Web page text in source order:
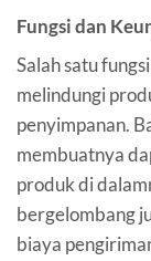
Fungsi dan
Salah satu
melindungi
penyimpanan.
membuatnya
produk di
bergelombang
biaya